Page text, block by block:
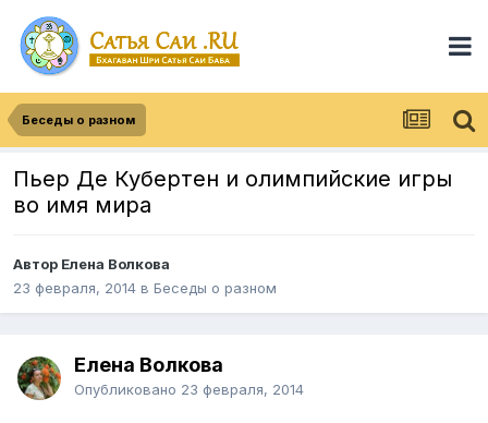
Беседы о разном
Пьер Де Кубертен и олимпийские игры
во имя мира
Автор Елена Волкова
23 февраля, 2014 в Беседы о разном
Елена Волкова
Опубликовано 23 февраля, 2014